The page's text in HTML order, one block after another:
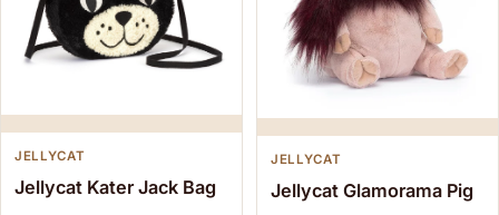
JELLYCAT
Jellycat Kater Jack Bag
JELLYCAT
Jellycat Glamorama Pig